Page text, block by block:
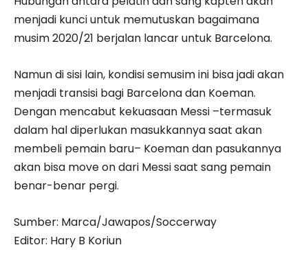
menjadi kunci untuk memutuskan bagaimana
musim 2020/21 berjalan lancar untuk Barcelona.
Namun di sisi lain, kondisi semusim ini bisa jadi akan
menjadi transisi bagi Barcelona dan Koeman.
Dengan mencabut kekuasaan Messi –termasuk
dalam hal diperlukan masukkannya saat akan
membeli pemain baru– Koeman dan pasukannya
akan bisa move on dari Messi saat sang pemain
benar-benar pergi.
Sumber: Marca/Jawapos/Soccerway
Editor: Hary B Koriun